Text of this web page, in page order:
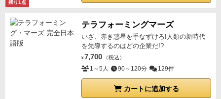
残り1点
テラフォーミングマーズ
いざ、赤き惑星を手なずけろ!人類の新時代
を先導するのはどの企業だ!?
¥ 7,700 （税込）
1～5人 90～120分 129件
カートに追加する